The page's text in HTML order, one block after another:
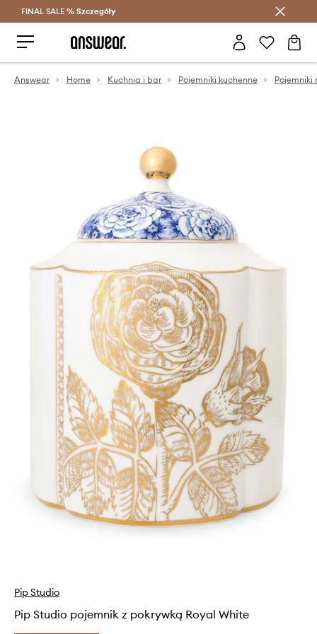
Oszczędzaj z Answear Club >
FINAL SALE % Szczegóły
Answear Home Kuchnia i bar Pojemniki kuchenne Pojemniki
Pip Studio
Pip Studio pojemnik z pokrywką Royal White